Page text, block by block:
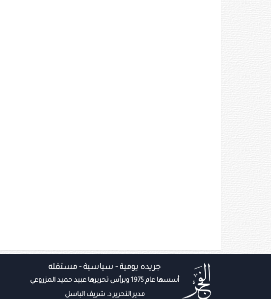
جريده يومية - سياسية - مستقله
أسسها عام 1975 ويرأس تحريرها عبيد حميد المزروعي
مدير التحرير د. شريف الباسل